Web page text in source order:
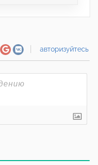
авторизуйтесь